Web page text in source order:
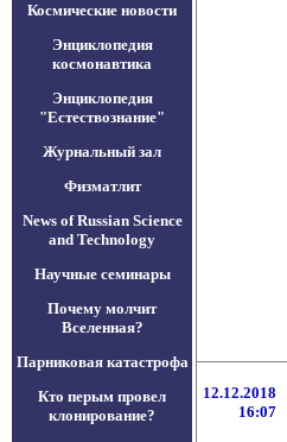
Космические новости
Энциклопедия
космонавтика
Энциклопедия
"Естествознание"
Журнальный зал
Физматлит
News of Russian Science
and Technology
Научные семинары
Почему молчит
Вселенная?
Парниковая катастрофа
Кто перым провел
клонирование?
12.12.2018
16:07